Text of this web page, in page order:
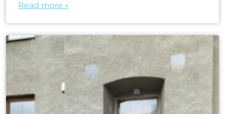
Read more »